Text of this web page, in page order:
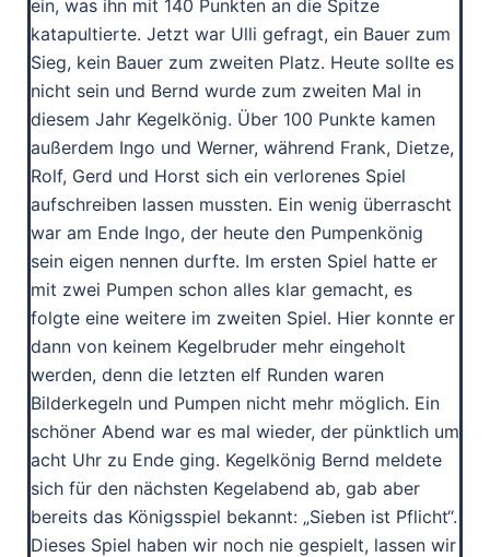
ein, was ihn mit 140 Punkten an die Spitze
katapultierte. Jetzt war Ulli gefragt, ein Bauer zum
Sieg, kein Bauer zum zweiten Platz. Heute sollte es
nicht sein und Bernd wurde zum zweiten Mal in
diesem Jahr Kegelkönig. Über 100 Punkte kamen
außerdem Ingo und Werner, während Frank, Dietze,
Rolf, Gerd und Horst sich ein verlorenes Spiel
aufschreiben lassen mussten. Ein wenig überrascht
war am Ende Ingo, der heute den Pumpenkönig
sein eigen nennen durfte. Im ersten Spiel hatte er
mit zwei Pumpen schon alles klar gemacht, es
folgte eine weitere im zweiten Spiel. Hier konnte er
dann von keinem Kegelbruder mehr eingeholt
werden, denn die letzten elf Runden waren
Bilderkegeln und Pumpen nicht mehr möglich. Ein
schöner Abend war es mal wieder, der pünktlich um
acht Uhr zu Ende ging. Kegelkönig Bernd meldete
sich für den nächsten Kegelabend ab, gab aber
bereits das Königsspiel bekannt: „Sieben ist Pflicht“.
Dieses Spiel haben wir noch nie gespielt, lassen wir